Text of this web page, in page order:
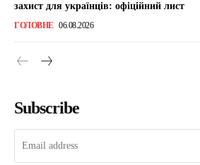
захист для українців: офіційний лист
ГОЛОВНЕ 06.08.2026
Subscribe